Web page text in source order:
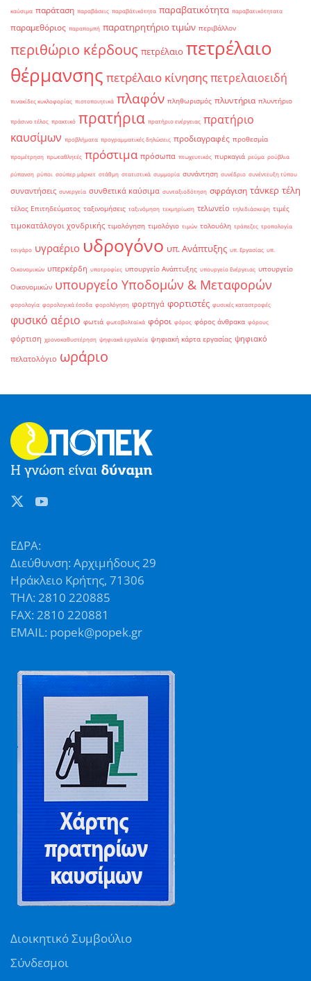
καύσιμα παράταση παραβάσεις παραβάτικότητα παραβατικότητα παραβατικότητατα
παραμεθόριος παραπομπή παρατηρητήριο τιμών περιβάλλον
περιθώριο κέρδους πετρέλαιο πετρέλαιο
θέρμανσης πετρέλαιο κίνησηςπετρελαιοειδή
πινακίδες κυκλοφορίας πιστοποιητικά πλαφόν πληθωρισμός πλυντήρια πλυντήριο
πράσινο τέλος πρακτικό πρατήρια πρατήριο ενέργειας πρατήριο
καυσίμων προβλήματα προγραμματικές δηλώσεις προδιαγραφές προθεσμία
προμέτρηση πρωταθλητές πρόστιμα πρόσωπα πτωχευτικός πυρκαγιά ρεύμα ρούβλια
ρύπανση ρύποι σούπερ μάρκετ στάθμη στατιστικά συμμορία συνάντηση συνέδριο συνέντευξη τύπου
συναντήσεις συνεργεία συνθετικά καύσιμα συνταξιοδότηση σφράγιση τάνκερ τέλη
τέλος Επιτηδεύματος ταξινομήσεις ταξινόμηση τεκμηρίωση τελωνείο τηλεδιάσκεψη τιμές
τιμοκατάλογοι χονδρικής τιμολόγηση τιμολόγιο τιμών τολουόλη τράπεζες τροπολογία
τσιγάρο υγραέριο υδρογόνο υπ. Ανάπτυξης υπ. Εργασίας υπ.
Οικονομικών υπερκέρδη υποτροφίες υπουργείο Ανάπτυξης υπουργείο Ενέργειας υπουργείο
Οικονομικών υπουργείο Υποδομών & Μεταφορών
φορολογία φορολογικά έσοδα φορολόγηση φορτηγά φορτιστές φυσικές καταστροφές
φυσικό αέριο φωτιά φωτοβολταϊκά φόροι φόρος φόρος άνθρακα φόρους
φόρτιση χρονοκαθυστέρηση ψηφιακά εργαλεία ψηφιακή κάρτα εργασίας ψηφιακό
πελατολόγιο ωράριο
ΕΔΡΑ:
Διεύθυνση: Αρχιμήδους 29
Ηράκλειο Κρήτης, 71306
ΤΗΛ: 2810 220885
FAX: 2810 220881
EMAIL: popek@popek.gr
Διοικητικό Συμβούλιο
Σύνδεσμοι